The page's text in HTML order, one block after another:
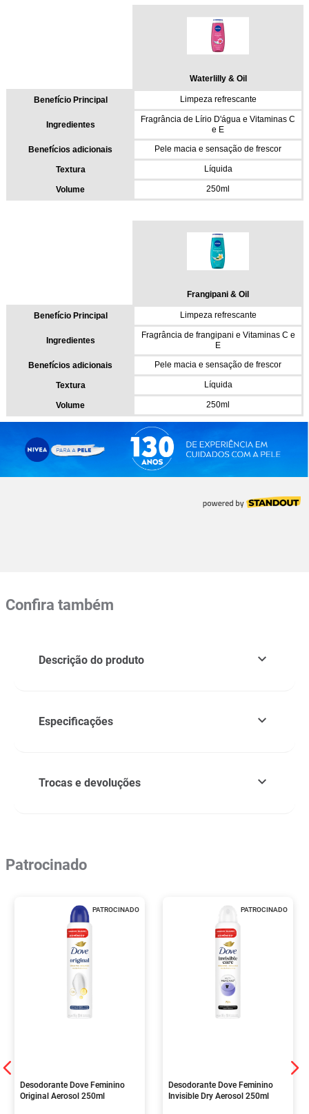
Confira também
Descrição do produto
Especificações
Trocas e devoluções
Patrocinado
PATROCINADO
Desodorante Dove Feminino
Original Aerosol 250ml
PATROCINADO
Desodorante Dove Feminino
Invisible Dry Aerosol 250ml